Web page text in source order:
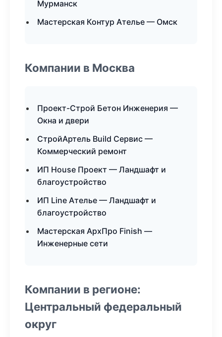
Мурманск
Мастерская Контур Ателье — Омск
Компании в Москва
Проект-Строй Бетон Инженерия —
Окна и двери
СтройАртель Build Сервис —
Коммерческий ремонт
ИП House Проект — Ландшафт и
благоустройство
ИП Line Ателье — Ландшафт и
благоустройство
Мастерская АрхПро Finish —
Инженерные сети
Компании в регионе:
Центральный федеральный
округ